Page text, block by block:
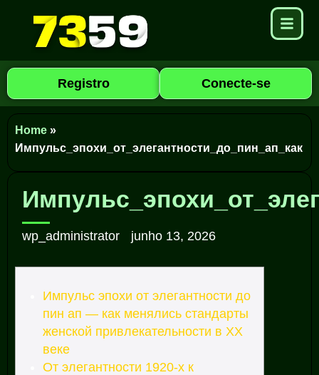
Registro Conecte-se
Home »
Импульс_эпохи_от_элегантности_до_пин_ап_как
wp_administrator junho 13, 2026
Импульс эпохи от элегантности до
пин ап — как менялись стандарты
женской привлекательности в XX
веке
От элегантности 1920-х к